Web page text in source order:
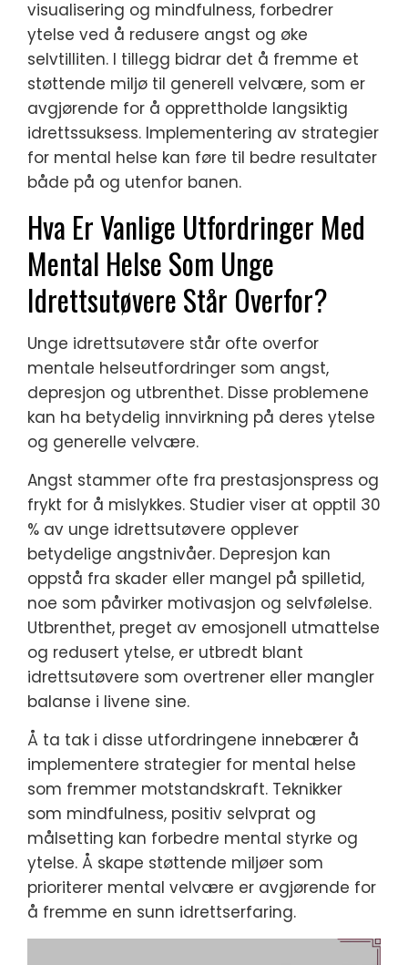
visualisering og mindfulness, forbedrer
ytelse ved å redusere angst og øke
selvtilliten. I tillegg bidrar det å fremme et
støttende miljø til generell velvære, som er
avgjørende for å opprettholde langsiktig
idrettssuksess. Implementering av strategier
for mental helse kan føre til bedre resultater
både på og utenfor banen.
Hva Er Vanlige Utfordringer Med
Mental Helse Som Unge
Idrettsutøvere Står Overfor?
Unge idrettsutøvere står ofte overfor
mentale helseutfordringer som angst,
depresjon og utbrenthet. Disse problemene
kan ha betydelig innvirkning på deres ytelse
og generelle velvære.
Angst stammer ofte fra prestasjonspress og
frykt for å mislykkes. Studier viser at opptil 30
% av unge idrettsutøvere opplever
betydelige angstnivåer. Depresjon kan
oppstå fra skader eller mangel på spilletid,
noe som påvirker motivasjon og selvfølelse.
Utbrenthet, preget av emosjonell utmattelse
og redusert ytelse, er utbredt blant
idrettsutøvere som overtrener eller mangler
balanse i livene sine.
Å ta tak i disse utfordringene innebærer å
implementere strategier for mental helse
som fremmer motstandskraft. Teknikker
som mindfulness, positiv selvprat og
målsetting kan forbedre mental styrke og
ytelse. Å skape støttende miljøer som
prioriterer mental velvære er avgjørende for
å fremme en sunn idrettserfaring.